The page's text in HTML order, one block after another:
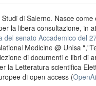
Studi di Salerno. Nasce
la libera consultazione, in
del senato Accademico del
Medicine @ Unisa
di documenti e libri di
la Letteratura scientifica
di open access (